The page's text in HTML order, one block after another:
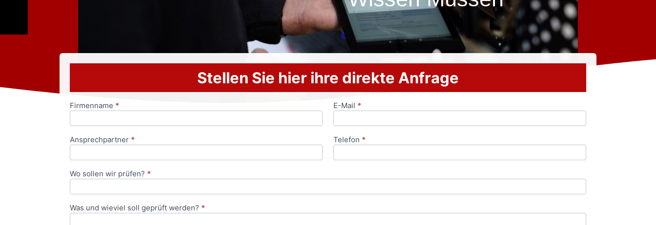
Stellen Sie hier ihre direkte Anfrage
Anfrageformular
Firmenname * E-Mail *
Ansprechpartner * Telefon *
Wo sollen wir prüfen? *
Was und wieviel soll geprüft werden? *